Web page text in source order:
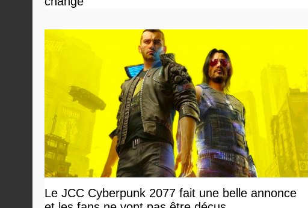
Le JCC Cyberpunk 2077 fait une belle annonce